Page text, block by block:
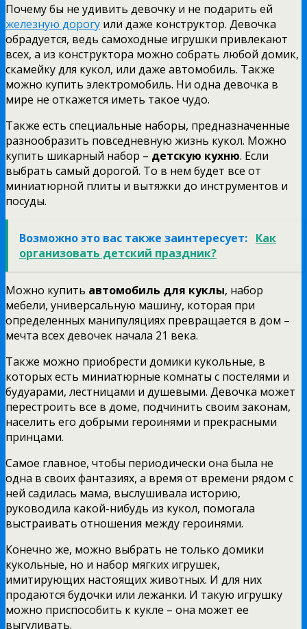
Почему бы не удивить девочку и не подарить ей
железную дорогу или даже конструктор. Девочка
обрадуется, ведь самоходные игрушки привлекают
всех, а из конструктора можно собрать любой домик,
скамейку для кукол, или даже автомобиль. Также
можно купить электромобиль. Ни одна девочка в
мире не откажется иметь такое чудо.
Также есть специальные наборы, предназначенные
разнообразить повседневную жизнь кукол. Можно
купить шикарный набор – детскую кухню. Если
выбрать самый дорогой. То в нем будет все от
миниатюрной плиты и вытяжки до инструментов и
посуды.
Возможно это вас также заинтересует: Как
организовать детский праздник?
Можно купить автомобиль для куклы, набор
мебели, универсальную машину, которая при
определенных манипуляциях превращается в дом –
мечта всех девочек начала 21 века.
Также можно приобрести домики кукольные, в
которых есть миниатюрные комнаты с постелями и
будуарами, лестницами и душевыми. Девочка может
перестроить все в доме, подчинить своим законам,
населить его добрыми героинями и прекрасными
принцами.
Самое главное, чтобы периодически она была не
одна в своих фантазиях, а время от времени рядом с
ней садилась мама, выслушивала историю,
руководила какой-нибудь из кукол, помогала
выстраивать отношения между героинями.
Конечно же, можно выбрать не только домики
кукольные, но и набор мягких игрушек,
имитирующих настоящих животных. И для них
продаются будочки или лежанки. И такую игрушку
можно приспособить к кукле – она может ее
выгуливать.